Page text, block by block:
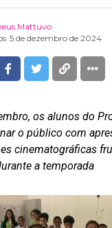
Mattuvo
5 de dezembro de 2024
os alunos do
o público com
cinematográficas
a temporada